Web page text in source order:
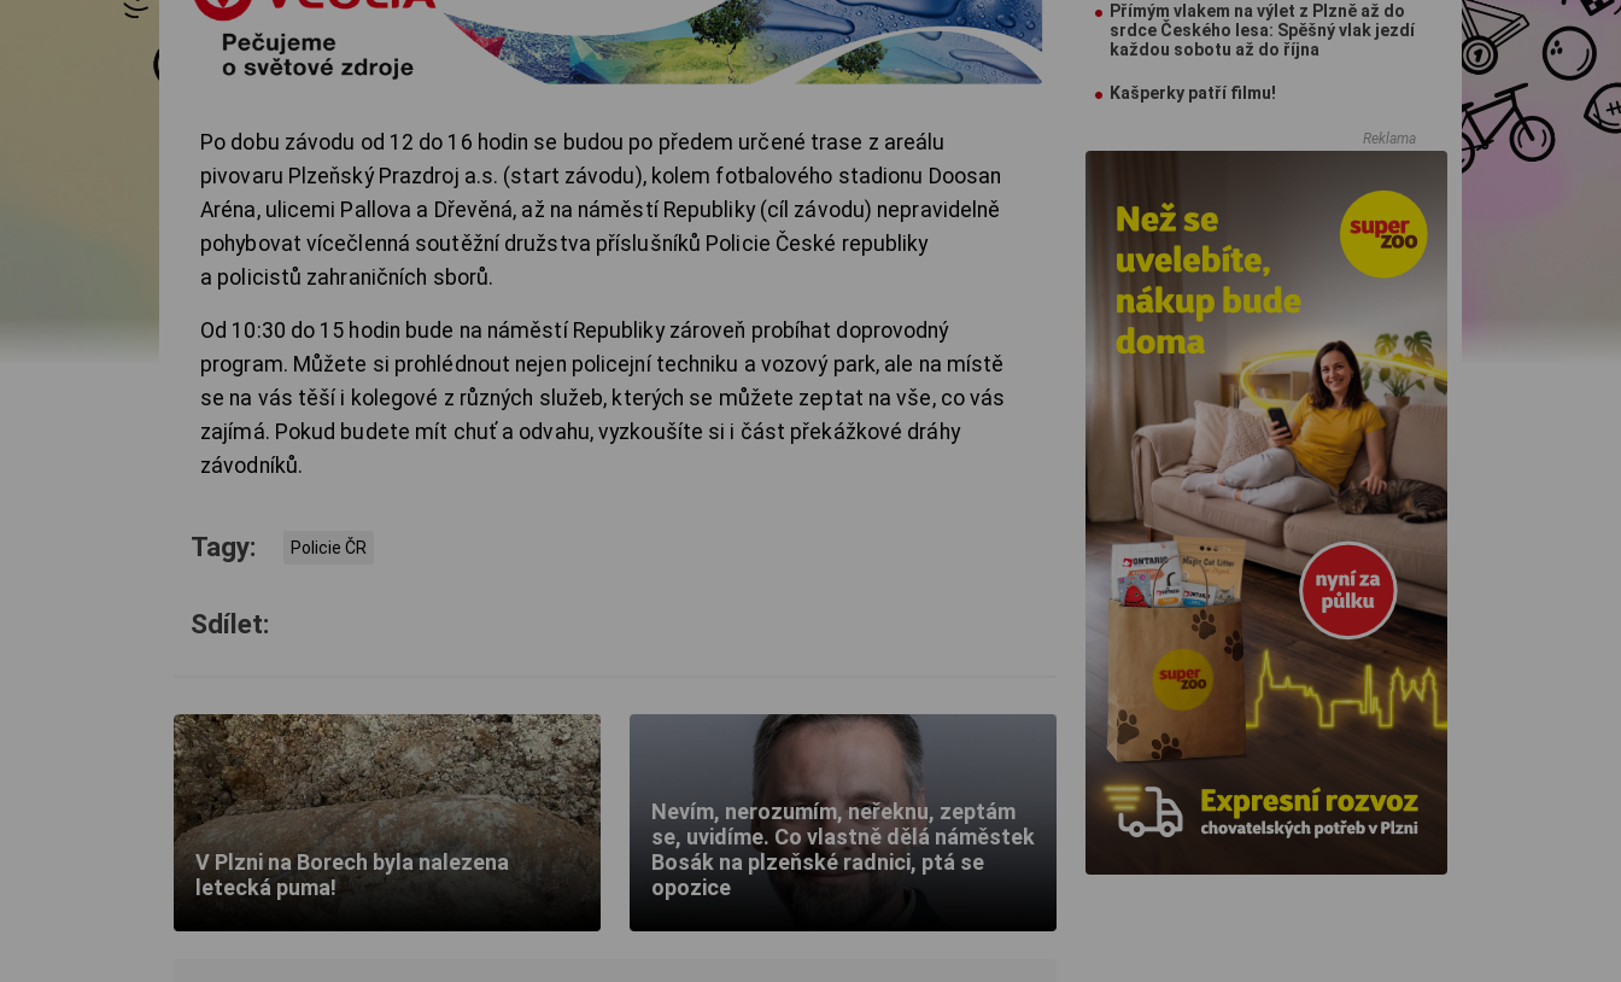
Po dobu závodu od 12 do 16 hodin se budou po předem určené trase z areálu
pivovaru Plzeňský Prazdroj a.s. (start závodu), kolem fotbalového stadionu Doosan
Aréna, ulicemi Pallova a Dřevěná, až na náměstí Republiky (cíl závodu) nepravidelně
pohybovat vícečlenná soutěžní družstva příslušníků Policie České republiky
a policistů zahraničních sborů.
Od 10:30 do 15 hodin bude na náměstí Republiky zároveň probíhat doprovodný
program. Můžete si prohlédnout nejen policejní techniku a vozový park, ale na místě
se na vás těší i kolegové z různých služeb, kterých se můžete zeptat na vše, co vás
zajímá. Pokud budete mít chuť a odvahu, vyzkoušíte si i část překážkové dráhy
závodníků.
Tagy: Policie ČR
Sdílet:
V Plzni na Borech byla nalezena
letecká puma!
Nevím, nerozumím, neřeknu, zeptám
se, uvidíme. Co vlastně dělá náměstek
Bosák na plzeňské radnici, ptá se
opozice
Přímým vlakem na výlet z Plzně až do
srdce Českého lesa: Spěšný vlak jezdí
každou sobotu až do října
Kašperky patří filmu!
Reklama